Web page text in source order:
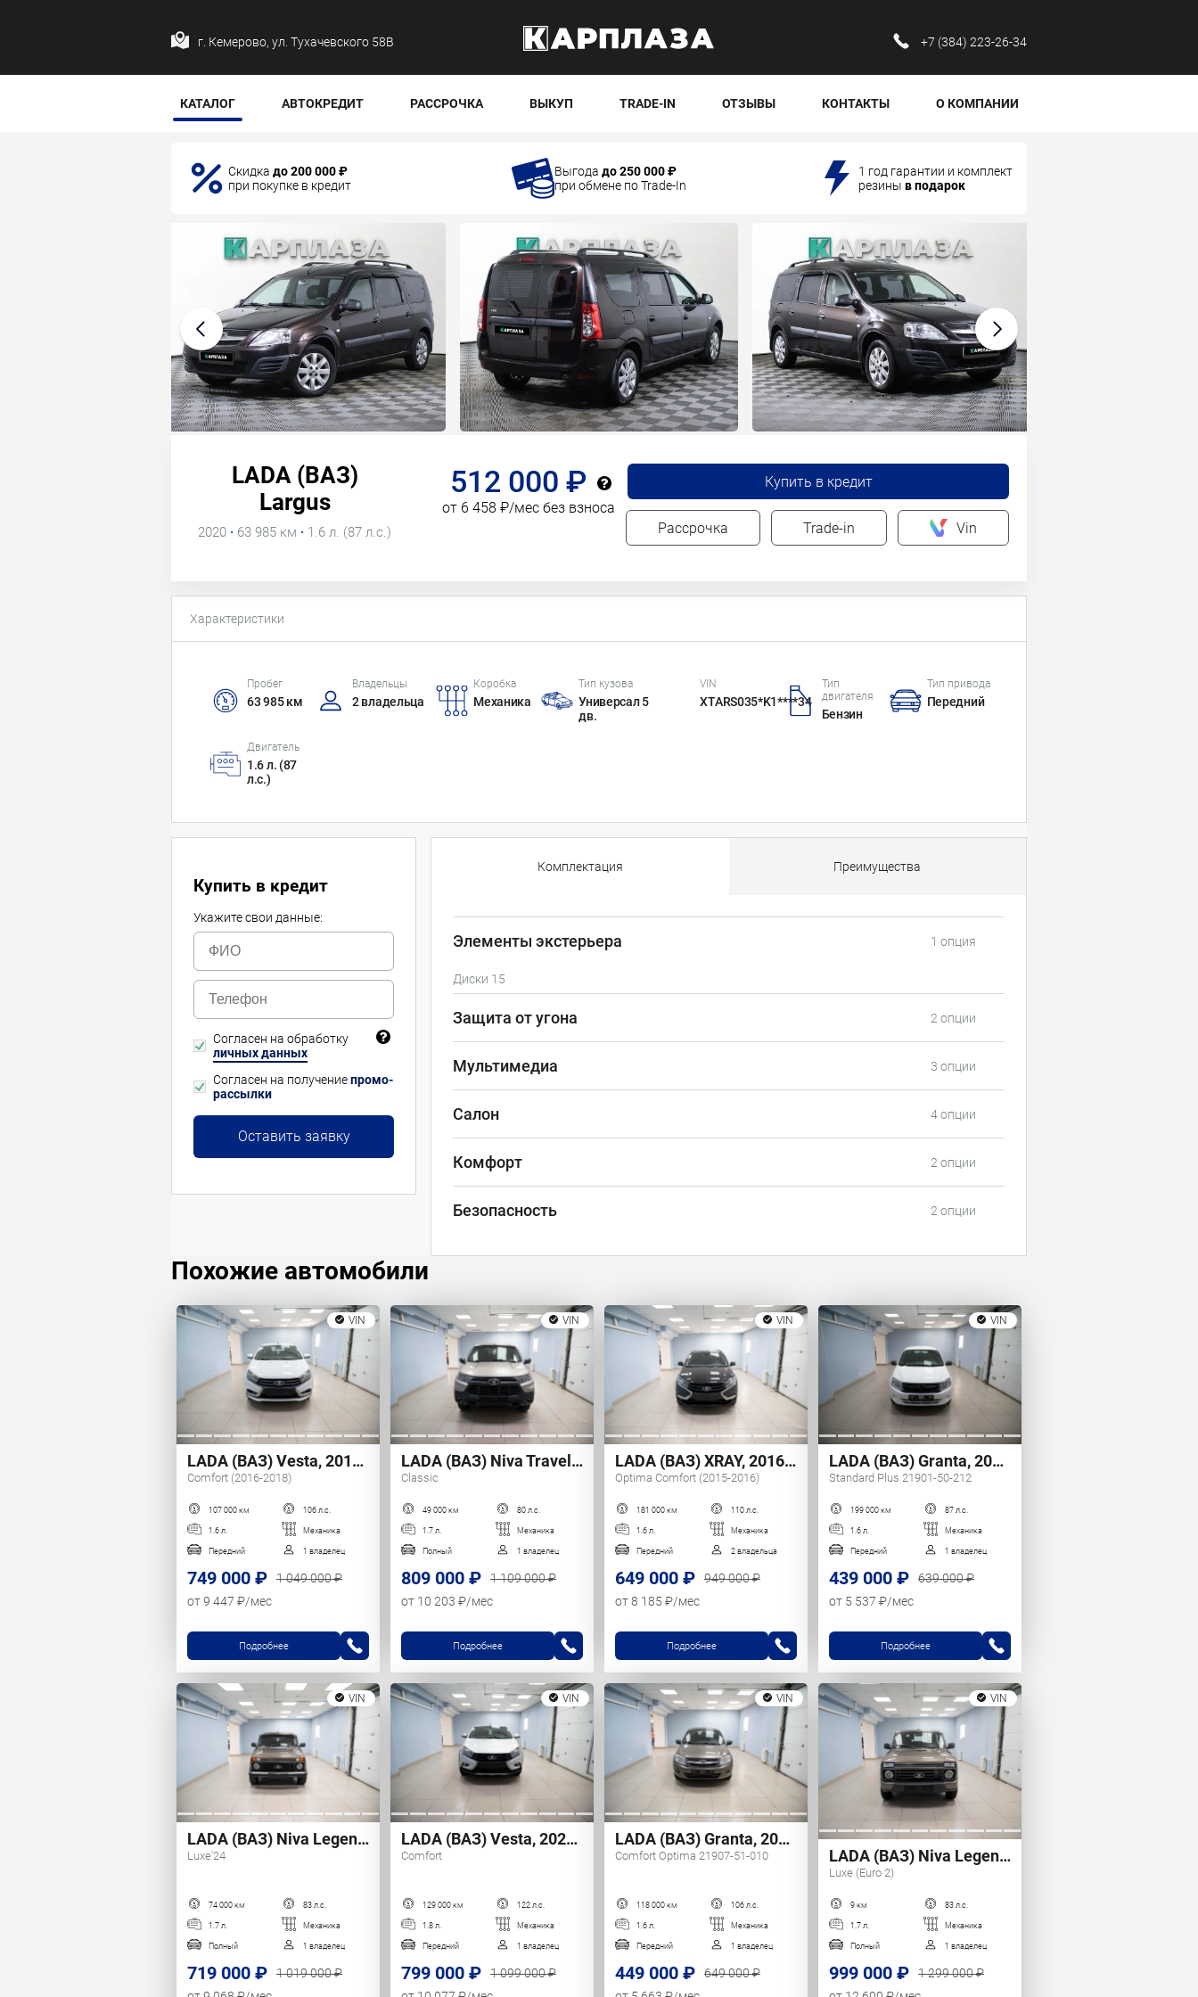
г. Кемерово, ул. Тухачевского 58В ‪+7 (384) 223-26-34‬
КАТАЛОГ АВТОКРЕДИТ РАССРОЧКА ВЫКУП TRADE-IN ОТЗЫВЫ КОНТАКТЫ О КОМПАНИИ
Скидка до 200 000 ₽
при покупке в кредит
Выгода до 250 000 ₽
при обмене по Trade-In
1 год гарантии и комплект
резины в подарок
LADA (ВАЗ)
Largus
2020 · 63 985 км · 1.6 л. (87 л.с.)
Купить в кредит
Рассрочка Trade-in Vin
512 000 ₽
от 6 458 ₽/мес без взноса
Характеристики
Пробег
63 985 км
Владельцы
2 владельца
Коробка
Механика
Тип кузова
Универсал 5
дв.
VIN
XTARS035*K1****34
Тип
двигателя
Бензин
Тип привода
Передний
Двигатель
1.6 л. (87
л.с.)
Комплектация Преимущества
Элементы экстерьера 1 опция
Диски 15
Защита от угона 2 опции
Мультимедиа 3 опции
Салон 4 опции
Комфорт 2 опции
Безопасность 2 опции
Купить в кредит
Укажите свои данные:
Согласен на обработку
личных данных
Согласен на получениепромо-
рассылки
Оставить заявку
Похожие автомобили
VIN
LADA (ВАЗ) Vesta, 2018 г.
Comfort (2016-2018)
107 000 км 106 л.с.
1.6 л. Механика
Передний 1 владелец
749 000 ₽
1 049 000 ₽
от 9 447 ₽/мес
Подробнее
VIN
LADA (ВАЗ) Niva Travel, 2021 г.
Classic
49 000 км 80 л.с.
1.7 л. Механика
Полный 1 владелец
809 000 ₽
1 109 000 ₽
от 10 203 ₽/мес
Подробнее
VIN
LADA (ВАЗ) XRAY, 2016 г.
Optima Comfort (2015-2016)
181 000 км 110 л.с.
1.6 л. Механика
Передний 2 владельца
649 000 ₽
949 000 ₽
от 8 185 ₽/мес
Подробнее
VIN
LADA (ВАЗ) Granta, 2017 г.
Standard Plus 21901-50-212
199 000 км 87 л.с.
1.6 л. Механика
Передний 1 владелец
439 000 ₽
639 000 ₽
от 5 537 ₽/мес
Подробнее
VIN
LADA (ВАЗ) Niva Legend, 2022 г.
Luxe'24
74 000 км 83 л.с.
1.7 л. Механика
Полный 1 владелец
719 000 ₽
1 019 000 ₽
VIN
LADA (ВАЗ) Vesta, 2020 г.
Comfort
129 000 км 122 л.с.
1.8 л. Механика
Передний 1 владелец
799 000 ₽
1 099 000 ₽
VIN
LADA (ВАЗ) Granta, 2018 г.
Comfort Optima 21907-51-010
118 000 км 106 л.с.
1.6 л. Механика
Передний 1 владелец
449 000 ₽
649 000 ₽
VIN
LADA (ВАЗ) Niva Legend, 2024 г.
Luxe (Euro 2)
9 км 83 л.с.
1.7 л. Механика
Полный 1 владелец
999 000 ₽
1 299 000 ₽